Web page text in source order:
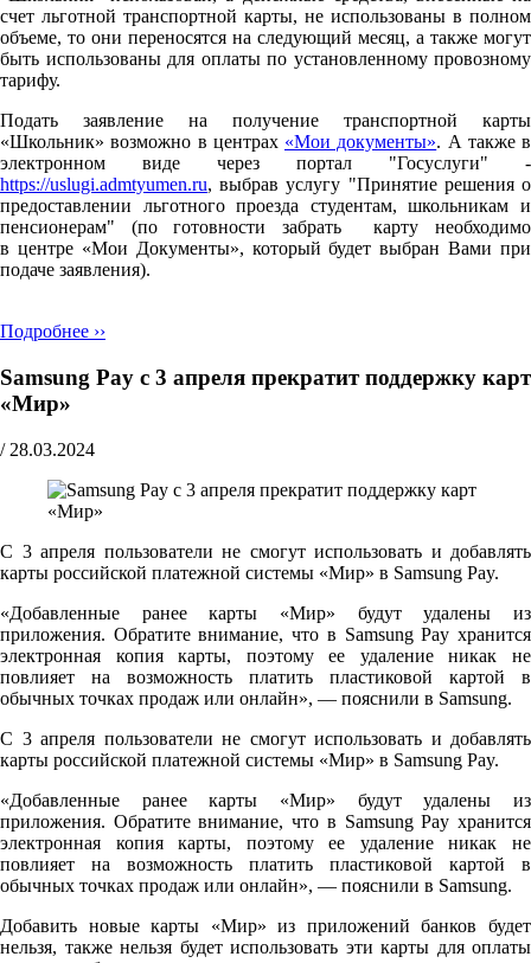
счет льготной транспортной карты, не использованы в полном
объеме, то они переносятся на следующий месяц, а также могут
быть использованы для оплаты по установленному провозному
тарифу.
Подать заявление на получение транспортной карты
«Школьник» возможно в центрах «Мои документы». А также в
электронном виде через портал "Госуслуги" -
https://uslugi.admtyumen.ru, выбрав услугу "Принятие решения о
предоставлении льготного проезда студентам, школьникам и
пенсионерам" (по готовности забрать карту необходимо
в центре «Мои Документы», который будет выбран Вами при
подаче заявления).
Подробнее ››
Samsung Pay с 3 апреля прекратит поддержку карт
«Мир»
/ 28.03.2024
С 3 апреля пользователи не смогут использовать и добавлять
карты российской платежной системы «Мир» в Samsung Pay.
«Добавленные ранее карты «Мир» будут удалены из
приложения. Обратите внимание, что в Samsung Pay хранится
электронная копия карты, поэтому ее удаление никак не
повлияет на возможность платить пластиковой картой в
обычных точках продаж или онлайн», — пояснили в Samsung.
С 3 апреля пользователи не смогут использовать и добавлять
карты российской платежной системы «Мир» в Samsung Pay.
«Добавленные ранее карты «Мир» будут удалены из
приложения. Обратите внимание, что в Samsung Pay хранится
электронная копия карты, поэтому ее удаление никак не
повлияет на возможность платить пластиковой картой в
обычных точках продаж или онлайн», — пояснили в Samsung.
Добавить новые карты «Мир» из приложений банков будет
нельзя, также нельзя будет использовать эти карты для оплаты